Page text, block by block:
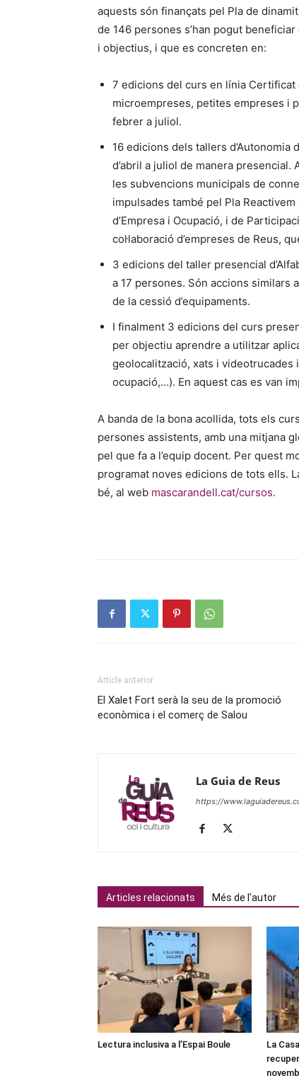
aquests són finançats pel Pla de
de 146 persones s’han pogut
i objectius, i que es concreten en:
7 edicions del curs en línia
microempreses, petites empreses i
febrer a juliol.
16 edicions dels tallers d’Autonomia
d’abril a juliol de manera
les subvencions municipals de
impulsades també pel Pla
d’Empresa i Ocupació, i de
col·laboració d’empreses de Reus,
3 edicions del taller presencial
a 17 persones. Són accions similars
de la cessió d’equipaments.
I finalment 3 edicions del curs
per objectiu aprendre a utilitzar
geolocalització, xats i videotrucades
ocupació,…). En aquest cas es van
A banda de la bona acollida, tots els
persones assistents, amb una mitjana
pel que fa a l’equip docent. Per quest
programat noves edicions de tots ells.
bé, al web mascarandell.cat/cursos.
Article anterior
El Xalet Fort serà la seu de la promoció
econòmica i el comerç de Salou
La Guia de Reus
https://
Articles relacionats Més de l'autor
Lectura inclusiva a l’Espai Boule
La